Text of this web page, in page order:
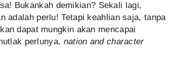
Bukankah demikian? Sekali lagi,
adalah perlu! Tetapi keahlian saja, tanpa
dapat mungkin akan mencapai
perlunya, nation and character